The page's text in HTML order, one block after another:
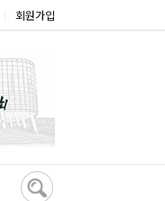
회원가입